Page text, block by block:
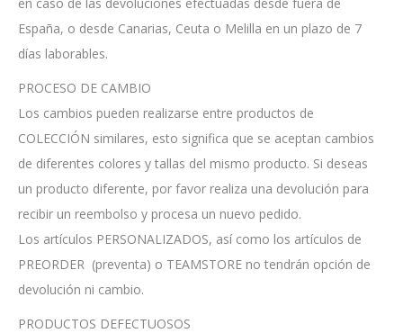
España, o desde Canarias, Ceuta o Melilla en un plazo de 7
días laborables.
PROCESO DE CAMBIO
Los cambios pueden realizarse entre productos de
COLECCIÓN similares, esto significa que se aceptan cambios
de diferentes colores y tallas del mismo producto. Si deseas
un producto diferente, por favor realiza una devolución para
recibir un reembolso y procesa un nuevo pedido.
Los artículos PERSONALIZADOS, así como los artículos de
PREORDER (preventa) o TEAMSTORE no tendrán opción de
devolución ni cambio.
PRODUCTOS DEFECTUOSOS